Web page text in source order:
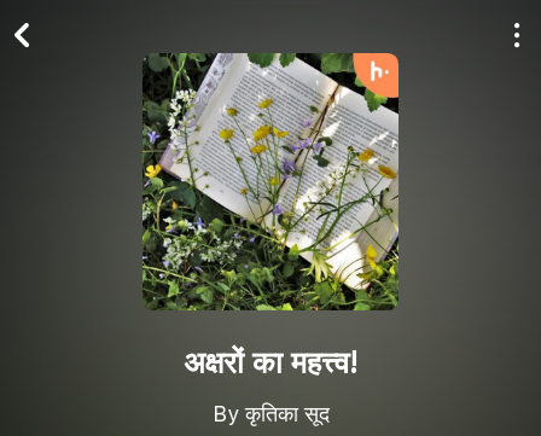
अक्षरों का महत्त्व!
By कृतिका सूद